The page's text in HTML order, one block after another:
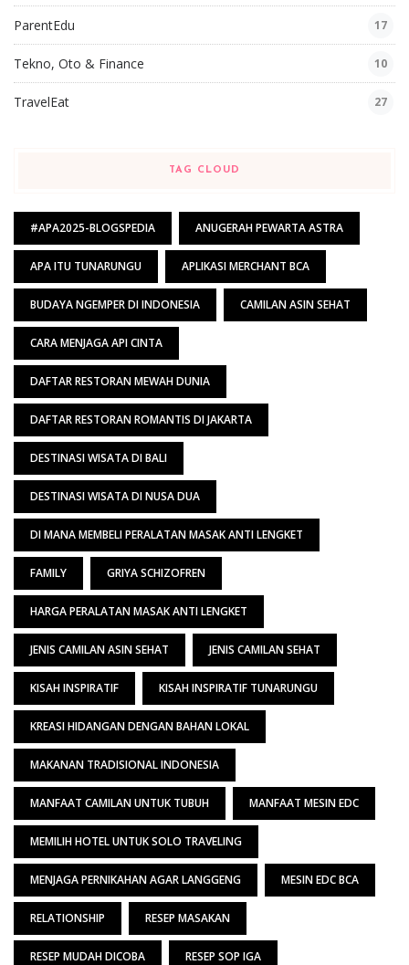
ParentEdu 17
Tekno, Oto & Finance 10
TravelEat 27
TAG CLOUD
#APA2025-BLOGSPEDIA ANUGERAH PEWARTA ASTRA
APA ITU TUNARUNGU APLIKASI MERCHANT BCA
BUDAYA NGEMPER DI INDONESIA CAMILAN ASIN SEHAT
CARA MENJAGA API CINTA
DAFTAR RESTORAN MEWAH DUNIA
DAFTAR RESTORAN ROMANTIS DI JAKARTA
DESTINASI WISATA DI BALI
DESTINASI WISATA DI NUSA DUA
DI MANA MEMBELI PERALATAN MASAK ANTI LENGKET
FAMILY GRIYA SCHIZOFREN
HARGA PERALATAN MASAK ANTI LENGKET
JENIS CAMILAN ASIN SEHAT JENIS CAMILAN SEHAT
KISAH INSPIRATIF KISAH INSPIRATIF TUNARUNGU
KREASI HIDANGAN DENGAN BAHAN LOKAL
MAKANAN TRADISIONAL INDONESIA
MANFAAT CAMILAN UNTUK TUBUH MANFAAT MESIN EDC
MEMILIH HOTEL UNTUK SOLO TRAVELING
MENJAGA PERNIKAHAN AGAR LANGGENG MESIN EDC BCA
RELATIONSHIP RESEP MASAKAN
RESEP MUDAH DICOBA RESEP SOP IGA